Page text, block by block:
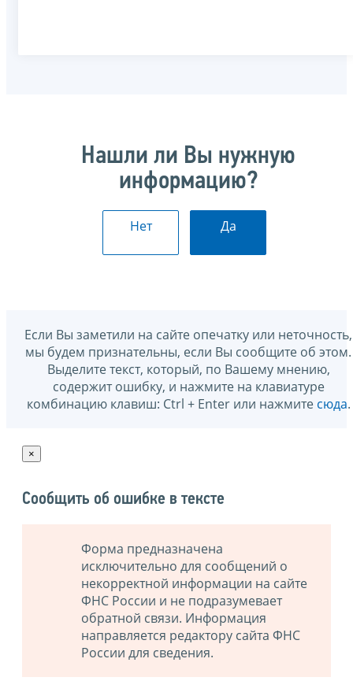
Нашли ли Вы нужную
информацию?
Нет Да
Если Вы заметили на сайте опечатку или неточность,
мы будем признательны, если Вы сообщите об этом.
Выделите текст, который, по Вашему мнению,
содержит ошибку, и нажмите на клавиатуре
комбинацию клавиш: Ctrl + Enter или нажмите сюда.
×
Сообщить об ошибке в тексте
Форма предназначена
исключительно для сообщений о
некорректной информации на сайте
ФНС России и не подразумевает
обратной связи. Информация
направляется редактору сайта ФНС
России для сведения.